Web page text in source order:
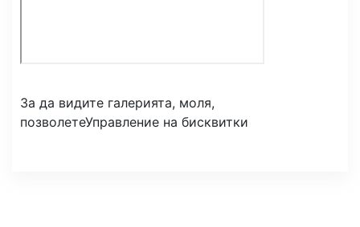
За да видите галерията, моля,
позволетеУправление на бисквитки